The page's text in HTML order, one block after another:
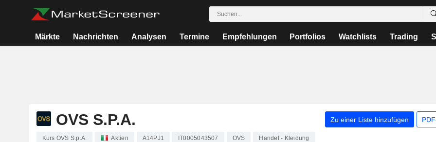
Märkte Nachrichten Analysen Termine Empfehlungen Portfolios Watchlists Trading
OVS S.P.A. Zu einer Liste hinzufügen
Kurs OVS S.p.A. Aktien A14PJ1 IT0005043507 OVS Handel - Kleidung